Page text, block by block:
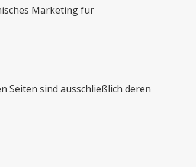
Marketing für
sind ausschließlich deren